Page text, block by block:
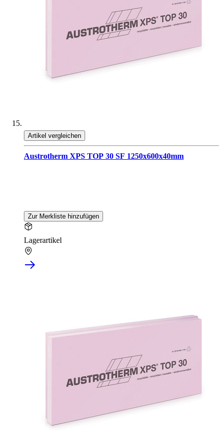
Artikel vergleichen
Austrotherm XPS TOP 30 SF 1250x600x40mm
Zur Merkliste hinzufügen
Lagerartikel